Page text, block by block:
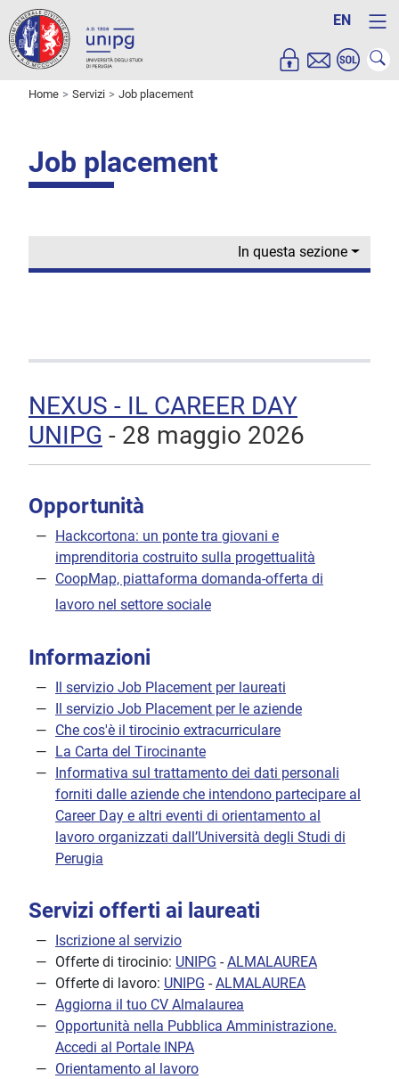
EN
Home Servizi Job placement
Job placement
In questa sezione
NEXUS - IL CAREER DAY
UNIPG - 28 maggio 2026
Opportunità
Hackcortona: un ponte tra giovani e
imprenditoria costruito sulla progettualità
CoopMap, piattaforma domanda-offerta di
lavoro nel settore sociale
Informazioni
Il servizio Job Placement per laureati
Il servizio Job Placement per le aziende
Che cos'è il tirocinio extracurriculare
La Carta del Tirocinante
Informativa sul trattamento dei dati personali
forniti dalle aziende che intendono partecipare al
Career Day e altri eventi di orientamento al
lavoro organizzati dall’Università degli Studi di
Perugia
Servizi offerti ai laureati
Iscrizione al servizio
Offerte di tirocinio: UNIPG -ALMALAUREA
Offerte di lavoro: UNIPG -ALMALAUREA
Aggiorna il tuo CV Almalaurea
Opportunità nella Pubblica Amministrazione.
Accedi al Portale INPA
Orientamento al lavoro